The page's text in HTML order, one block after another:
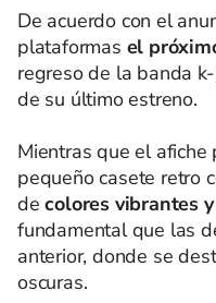
De acuerdo con el
plataformas el
regreso de la banda
de su último estreno.
Mientras que el afiche
pequeño casete retro
de colores vibrantes
fundamental que las
anterior, donde se
oscuras.